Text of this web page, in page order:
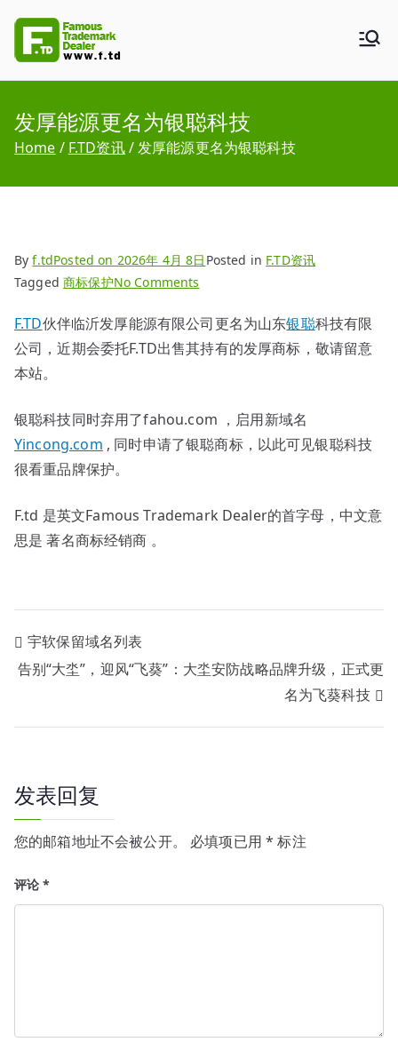
content
发厚能源更名为银聪科技
Home F.TD资讯 发厚能源更名为银聪科技
Byf.tdPosted on 2026年 4月 8日 Posted in F.TD资讯
Tagged商标保护No Comments
厚
能
名
为
技
F.TD伙伴临沂发厚能源有限公司更名为山东银聪科技有限
公司，近期会委托F.TD出售其持有的发厚商标，敬请留意
本站。
银聪科技同时弃用了fahou.com ，启用新域名
Yincong.com , 同时申请了银聪商标，以此可见银聪科技
很看重品牌保护。
F.td 是英文Famous Trademark Dealer的首字母，中文意
思是 著名商标经销商 。
文
章
导
宇软保留域名列表
告别“大坔”，迎风“飞葵”：大坔安防战略品牌升级，正式更
名为飞葵科技
发表回复
您的邮箱地址不会被公开。 必填项已用* 标注
评论*